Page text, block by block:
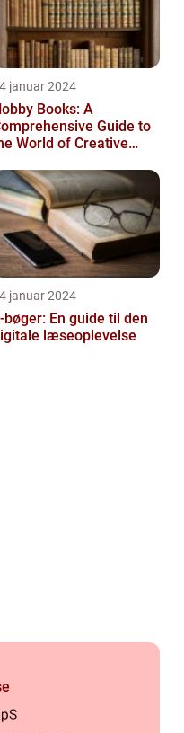
januar 2024
Books: A
Guide to
World of Creative
januar 2024
bøger: En guide til den
læseoplevelse